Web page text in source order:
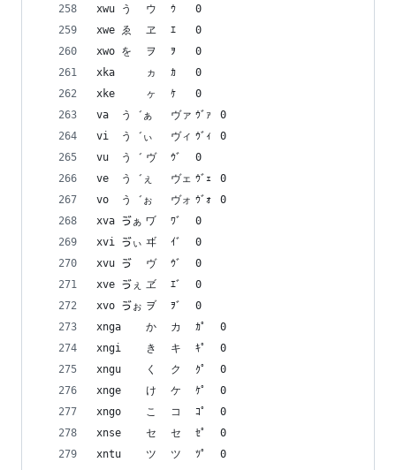
xwu	う	ウ	ｳ	0
xwe	ゑ	ヱ	ｴ	0
xwo	を	ヲ	ｦ	0
xka	ゕ	ヵ	ｶ	0
xke	ゖ	ヶ	ｹ	0
va	う゛ぁ	ヴァ	ｳﾞｧ	0
vi	う゛ぃ	ヴィ	ｳﾞｨ	0
vu	う゛	ヴ	ｳﾞ	0
ve	う゛ぇ	ヴェ	ｳﾞｪ	0
vo	う゛ぉ	ヴォ	ｳﾞｫ	0
xva	ゔぁ	ヷ	ﾜﾞ	0
xvi	ゔぃ	ヸ	ｲﾞ	0
xvu	ゔ	ヴ	ｳﾞ	0
xve	ゔぇ	ヹ	ｴﾞ	0
xvo	ゔぉ	ヺ	ｦﾞ	0
xnga	か゚	カ゚	ｶﾟ	0
xngi	き゚	キ゚	ｷﾟ	0
xngu	く゚	ク゚	ｸﾟ	0
xnge	け゚	ケ゚	ｹﾟ	0
xngo	こ゚	コ゚	ｺﾟ	0
xnse	セ゚	セ゚	ｾﾟ	0
xntu	ツ゚	ツ゚	ﾂﾟ	0